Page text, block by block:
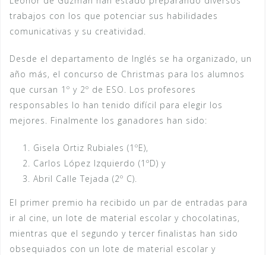
trabajos con los que potenciar sus habilidades
comunicativas y su creatividad.
Desde el departamento de Inglés se ha organizado, un
año más, el concurso de Christmas para los alumnos
que cursan 1º y 2º de ESO. Los profesores
responsables lo han tenido difícil para elegir los
mejores. Finalmente los ganadores han sido:
Gisela Ortiz Rubiales (1ºE),
Carlos López Izquierdo (1ºD) y
Abril Calle Tejada (2º C).
El primer premio ha recibido un par de entradas para
ir al cine, un lote de material escolar y chocolatinas,
mientras que el segundo y tercer finalistas han sido
obsequiados con un lote de material escolar y